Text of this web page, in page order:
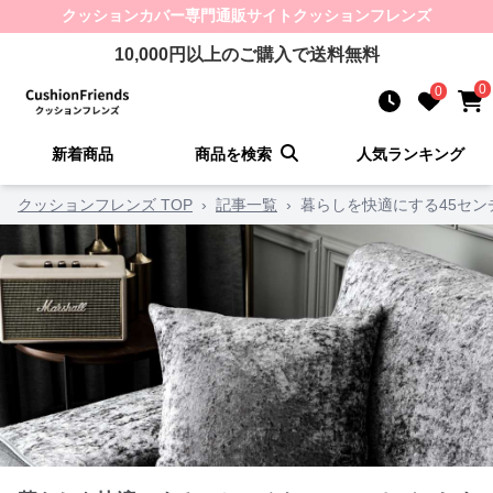
クッションカバー専門通販サイト クッションフレンズ
10,000円以上のご購入で送料無料
0 0
新着商品 商品を検索 人気ランキング
クッションフレンズ TOP › 記事一覧 › 暮らしを快適にする45セ